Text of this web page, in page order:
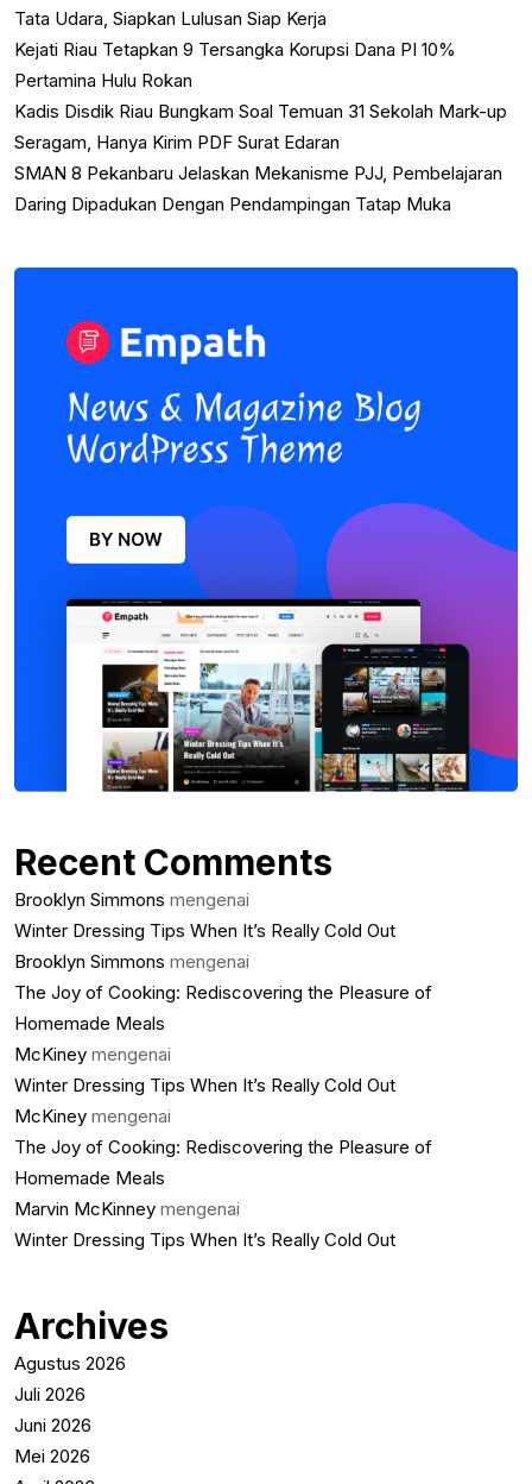
Tata Udara, Siapkan Lulusan Siap Kerja
Kejati Riau Tetapkan 9 Tersangka Korupsi Dana PI 10%
Pertamina Hulu Rokan
Kadis Disdik Riau Bungkam Soal Temuan 31 Sekolah Mark-up
Seragam, Hanya Kirim PDF Surat Edaran
SMAN 8 Pekanbaru Jelaskan Mekanisme PJJ, Pembelajaran
Daring Dipadukan Dengan Pendampingan Tatap Muka
Recent Comments
Brooklyn Simmons mengenai
Winter Dressing Tips When It’s Really Cold Out
Brooklyn Simmons mengenai
The Joy of Cooking: Rediscovering the Pleasure of
Homemade Meals
McKiney mengenai
Winter Dressing Tips When It’s Really Cold Out
McKiney mengenai
The Joy of Cooking: Rediscovering the Pleasure of
Homemade Meals
Marvin McKinney mengenai
Winter Dressing Tips When It’s Really Cold Out
Archives
Agustus 2026
Juli 2026
Juni 2026
Mei 2026